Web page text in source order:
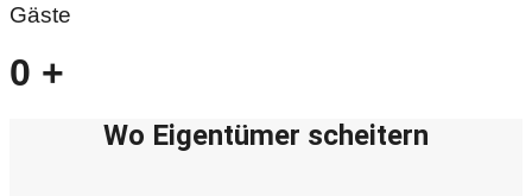
Gäste
0 +
Wo Eigentümer scheitern